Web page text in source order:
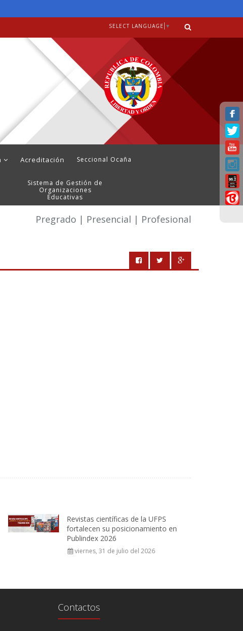
SELECT LANGUAGE ▼
Acreditación Seccional Ocaña
Sistema de Gestión de
Organizaciones
Educativas
Pregrado | Presencial | Profesional
Revistas científicas de la UFPS
fortalecen su posicionamiento en
Publindex 2026
viernes, 31 de julio del 2026
Contactos